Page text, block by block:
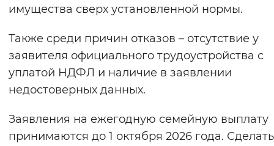
имущества сверх установленной нормы.
Также среди причин отказов – отсутствие у
заявителя официального трудоустройства с
уплатой НДФЛ и наличие в заявлении
недостоверных данных.
Заявления на ежегодную семейную выплату
принимаются до 1 октября 2026 года.